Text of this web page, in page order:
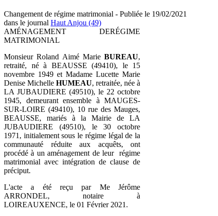
Changement de régime matrimonial - Publiée le 19/02/2021
dans le journal Haut Anjou (49)
AMÉNAGEMENT DERÉGIME
MATRIMONIAL
Monsieur Roland Aimé Marie BUREAU,
retraité, né à BEAUSSE (49410), le 15
novembre 1949 et Madame Lucette Marie
Denise Michelle HUMEAU, retraitée, née à
LA JUBAUDIERE (49510), le 22 octobre
1945, demeurant ensemble à MAUGES-
SUR-LOIRE (49410), 10 rue des Mauges,
BEAUSSE, mariés à la Mairie de LA
JUBAUDIERE (49510), le 30 octobre
1971, initialement sous le régime légal de la
communauté réduite aux acquêts, ont
procédé à un aménagement de leur régime
matrimonial avec intégration de clause de
préciput.
L'acte a été reçu par Me Jérôme
ARRONDEL, notaire à
LOIREAUXENCE, le 01 Février 2021.